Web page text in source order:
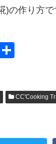
)の作り方で
E
CC'Cooking